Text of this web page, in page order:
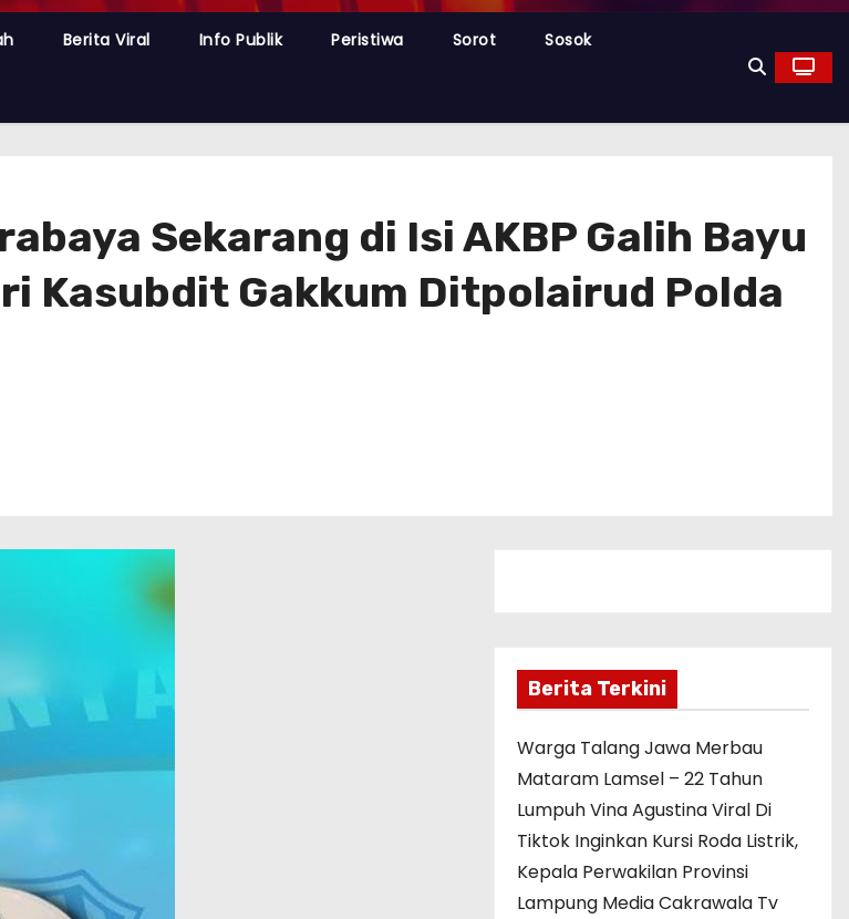
Berita Viral Info Publik Peristiwa Sorot Sosok
Sekarang di Isi AKBP Galih Bayu
Kasubdit Gakkum Ditpolairud Polda
Berita Terkini
Warga Talang Jawa Merbau
Mataram Lamsel – 22 Tahun
Lumpuh Vina Agustina Viral Di
Tiktok Inginkan Kursi Roda Listrik,
Kepala Perwakilan Provinsi
Lampung Media Cakrawala Tv